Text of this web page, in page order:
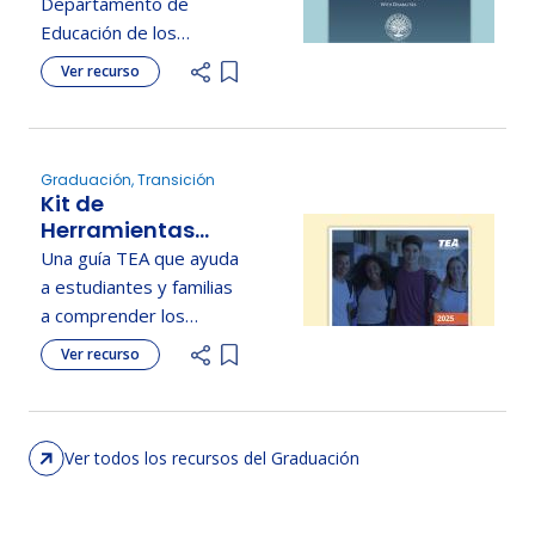
el empleo para
estudiantes con
discapacidad
Educación de los
Estados Unidos (USDE)
proporciona información
planificación de la
transición.
Ver recurso
Add item to list
Graduación, Transición
Kit de
Herramientas
para la
Graduación
Una guía TEA que ayuda
a estudiantes y familias
a comprender los
requisitos de graduación
de Texas, los respaldos
[tea.texas.gov]
Ver recurso
Add item to list
Ver todos los recursos del Graduación